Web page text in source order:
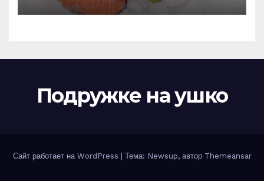
Подружке на ушко
Сайт работает на WordPress | Тема: Newsup, автор Themeansar